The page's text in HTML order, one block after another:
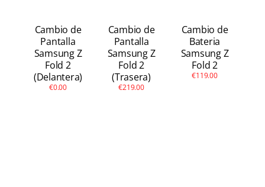
Cambio de
Pantalla
Samsung Z
Fold 2
(Delantera)
€0.00
Cambio de
Pantalla
Samsung Z
Fold 2
(Trasera)
€219.00
Cambio de
Bateria
Samsung Z
Fold 2
€119.00